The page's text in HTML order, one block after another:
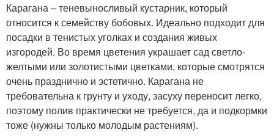
Карагана – теневыносливый кустарник, который
относится к семейству бобовых. Идеально подходит для
посадки в тенистых уголках и создания живых
изгородей. Во время цветения украшает сад светло-
желтыми или золотистыми цветками, которые смотрятся
очень празднично и эстетично. Карагана не
требовательна к грунту и уходу, засуху переносит легко,
поэтому полив практически не требуется, да и подкормки
тоже (нужны только молодым растениям).